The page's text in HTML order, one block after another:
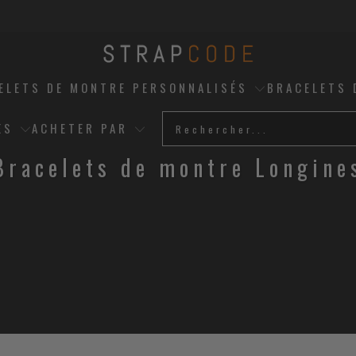
DE MONTRE PERSONNALISÉS BRACELETS
ACHETER PAR
de montre